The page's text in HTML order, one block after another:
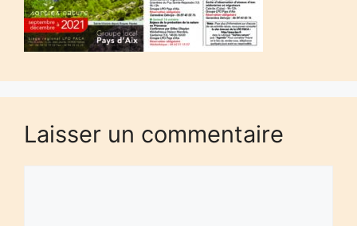
Laisser un commentaire